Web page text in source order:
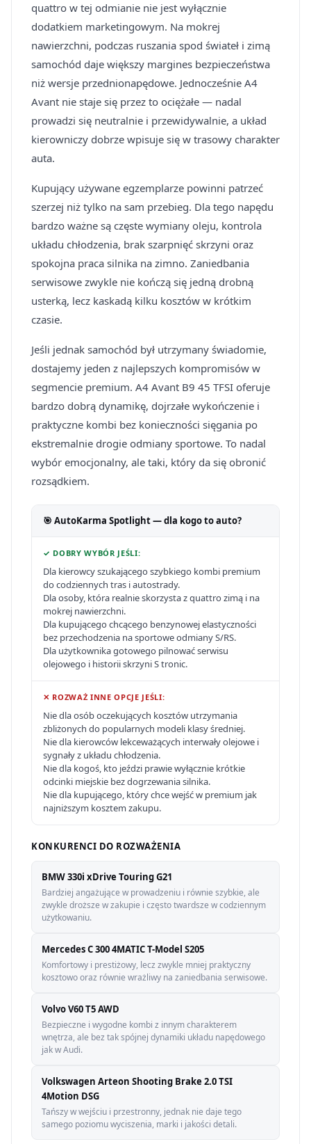
quattro w tej odmianie nie jest wyłącznie
dodatkiem marketingowym. Na mokrej
nawierzchni, podczas ruszania spod świateł i zimą
samochód daje większy margines bezpieczeństwa
niż wersje przednionapędowe. Jednocześnie A4
Avant nie staje się przez to ociężałe — nadal
prowadzi się neutralnie i przewidywalnie, a układ
kierowniczy dobrze wpisuje się w trasowy charakter
auta.
Kupujący używane egzemplarze powinni patrzeć
szerzej niż tylko na sam przebieg. Dla tego napędu
bardzo ważne są częste wymiany oleju, kontrola
układu chłodzenia, brak szarpnięć skrzyni oraz
spokojna praca silnika na zimno. Zaniedbania
serwisowe zwykle nie kończą się jedną drobną
usterką, lecz kaskadą kilku kosztów w krótkim
czasie.
Jeśli jednak samochód był utrzymany świadomie,
dostajemy jeden z najlepszych kompromisów w
segmencie premium. A4 Avant B9 45 TFSI oferuje
bardzo dobrą dynamikę, dojrzałe wykończenie i
praktyczne kombi bez konieczności sięgania po
ekstremalnie drogie odmiany sportowe. To nadal
wybór emocjonalny, ale taki, który da się obronić
rozsądkiem.
🎯 AutoKarma Spotlight — dla kogo to auto?
✓ DOBRY WYBÓR JEŚLI:
Dla kierowcy szukającego szybkiego kombi premium
do codziennych tras i autostrady.
Dla osoby, która realnie skorzysta z quattro zimą i na
mokrej nawierzchni.
Dla kupującego chcącego benzynowej elastyczności
bez przechodzenia na sportowe odmiany S/RS.
Dla użytkownika gotowego pilnować serwisu
olejowego i historii skrzyni S tronic.
✕ ROZWAŻ INNE OPCJE JEŚLI:
Nie dla osób oczekujących kosztów utrzymania
zbliżonych do popularnych modeli klasy średniej.
Nie dla kierowców lekceważących interwały olejowe i
sygnały z układu chłodzenia.
Nie dla kogoś, kto jeździ prawie wyłącznie krótkie
odcinki miejskie bez dogrzewania silnika.
Nie dla kupującego, który chce wejść w premium jak
najniższym kosztem zakupu.
KONKURENCI DO ROZWAŻENIA
BMW 330i xDrive Touring G21
Bardziej angażujące w prowadzeniu i równie szybkie, ale
zwykle droższe w zakupie i często twardsze w codziennym
użytkowaniu.
Mercedes C 300 4MATIC T-Model S205
Komfortowy i prestiżowy, lecz zwykle mniej praktyczny
kosztowo oraz równie wrażliwy na zaniedbania serwisowe.
Volvo V60 T5 AWD
Bezpieczne i wygodne kombi z innym charakterem
wnętrza, ale bez tak spójnej dynamiki układu napędowego
jak w Audi.
Volkswagen Arteon Shooting Brake 2.0 TSI
4Motion DSG
Tańszy w wejściu i przestronny, jednak nie daje tego
samego poziomu wyciszenia, marki i jakości detali.